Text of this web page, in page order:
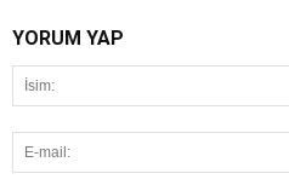
YORUM YAP